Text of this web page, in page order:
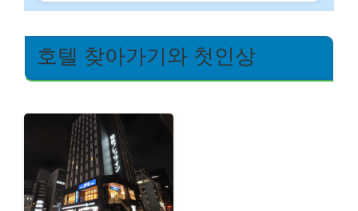
호텔 찾아가기와 첫인상